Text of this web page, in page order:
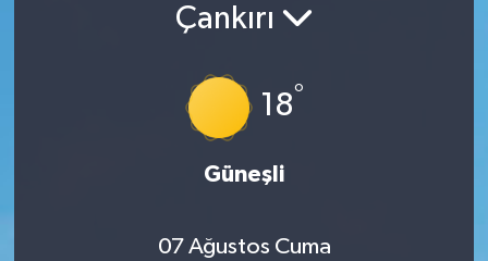
Çankırı
18°
Güneşli
07 Ağustos Cuma